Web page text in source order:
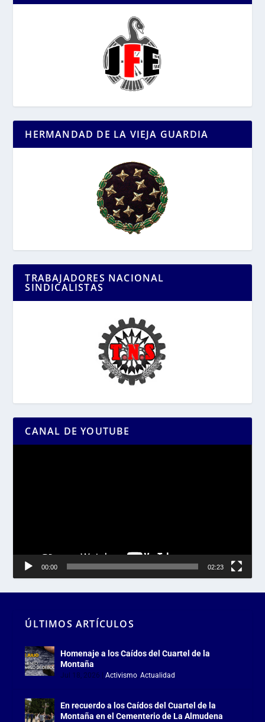
HERMANDAD DE LA VIEJA GUARDIA
TRABAJADORES NACIONAL
SINDICALISTAS
CANAL DE YOUTUBE
00:00 02:23
ÚLTIMOS ARTÍCULOS
Homenaje a los Caídos del Cuartel de la
Montaña
Jul 18, 2026 |Activismo,Actualidad
En recuerdo a los Caídos del Cuartel de la
Montaña en el Cementerio de La Almudena